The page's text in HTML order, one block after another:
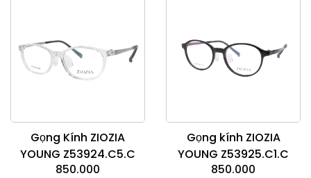
Gọng Kính ZIOZIA
YOUNG Z53924.C5.C
850.000
Gọng kính ZIOZIA
YOUNG Z53925.C1.C
850.000